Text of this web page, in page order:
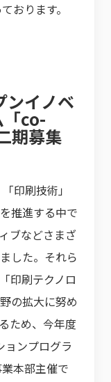
おります。
イノベ
「co-
期募集
印刷技術」
推進する中で
ブなどさまざ
した。それら
印刷テクノロ
の拡大に努め
ため、今年度
ョンプログラ
本部主催で